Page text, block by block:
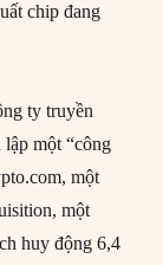
chip đang
ty truyền
lập một “công
một
một
huy động 6,4